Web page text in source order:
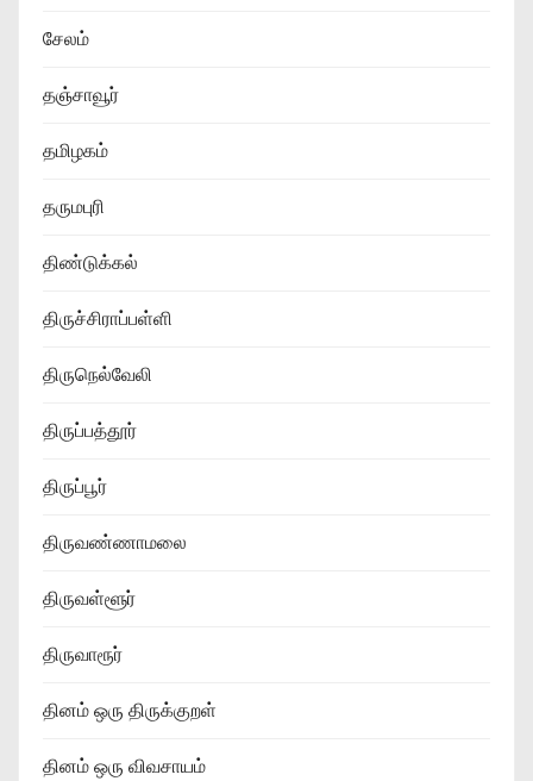
சேலம்
தஞ்சாவூர்
தமிழகம்
தருமபுரி
திண்டுக்கல்
திருச்சிராப்பள்ளி
திருநெல்வேலி
திருப்பத்தூர்
திருப்பூர்
திருவண்ணாமலை
திருவள்ளூர்
திருவாரூர்
தினம் ஒரு திருக்குறள்
தினம் ஒரு விவசாயம்